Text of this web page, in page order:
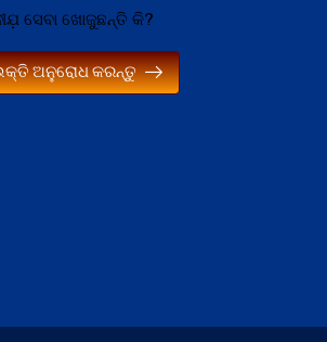
ସେବା ଖୋଜୁଛନ୍ତି କି?
ଅନୁରୋଧ କରନ୍ତୁ